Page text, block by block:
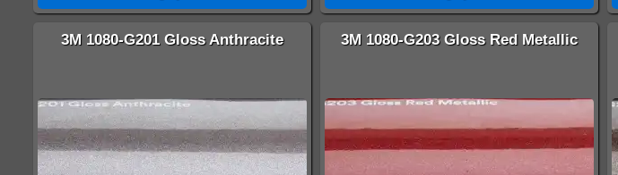
3M 1080-G201 Gloss Anthracite 3M 1080-G203 Gloss Red Metallic